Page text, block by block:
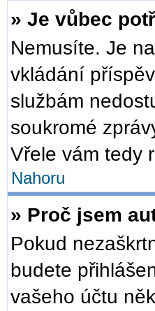
» Je vůbec
Nemusíte. Je
vkládání
službám
soukromé
Vřele vám tedy
Nahoru
» Proč jsem
Pokud
budete
vašeho účtu